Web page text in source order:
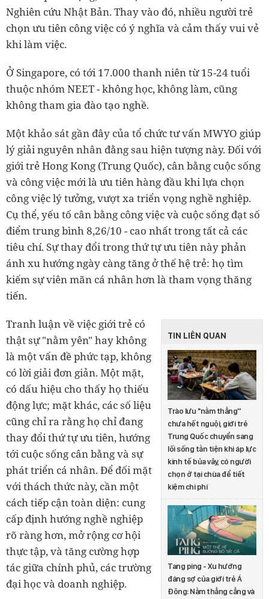
Nghiên cứu Nhật Bản. Thay vào đó, nhiều người trẻ
chọn ưu tiên công việc có ý nghĩa và cảm thấy vui vẻ
khi làm việc.
Ở Singapore, có tới 17.000 thanh niên từ 15-24 tuổi
thuộc nhóm NEET - không học, không làm, cũng
không tham gia đào tạo nghề.
Một khảo sát gần đây của tổ chức tư vấn MWYO giúp
lý giải nguyên nhân đằng sau hiện tượng này. Đối với
giới trẻ Hong Kong (Trung Quốc), cân bằng cuộc sống
và công việc mới là ưu tiên hàng đầu khi lựa chọn
công việc lý tưởng, vượt xa triển vọng nghề nghiệp.
Cụ thể, yếu tố cân bằng công việc và cuộc sống đạt số
điểm trung bình 8,26/10 - cao nhất trong tất cả các
tiêu chí. Sự thay đổi trong thứ tự ưu tiên này phản
ánh xu hướng ngày càng tăng ở thế hệ trẻ: họ tìm
kiếm sự viên mãn cá nhân hơn là tham vọng thăng
tiến.
TIN LIÊN QUAN
Trào lưu ''nằm thẳng''
chưa hết nguội, giới trẻ
Trung Quốc chuyển sang
lối sống tằn tiện khi áp lực
kinh tế bủa vây, có người
chọn ở tại chùa để tiết
kiệm chi phí
Tang ping - Xu hướng
đáng sợ của giới trẻ Á
Đông: Nằm thẳng cẳng và
Tranh luận về việc giới trẻ có
thật sự "nằm yên" hay không
là một vấn đề phức tạp, không
có lời giải đơn giản. Một mặt,
có dấu hiệu cho thấy họ thiếu
động lực; mặt khác, các số liệu
cũng chỉ ra rằng họ chỉ đang
thay đổi thứ tự ưu tiên, hướng
tới cuộc sống cân bằng và sự
phát triển cá nhân. Để đối mặt
với thách thức này, cần một
cách tiếp cận toàn diện: cung
cấp định hướng nghề nghiệp
rõ ràng hơn, mở rộng cơ hội
thực tập, và tăng cường hợp
tác giữa chính phủ, các trường
đại học và doanh nghiệp.